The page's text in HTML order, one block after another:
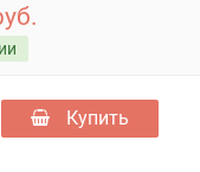
Купить